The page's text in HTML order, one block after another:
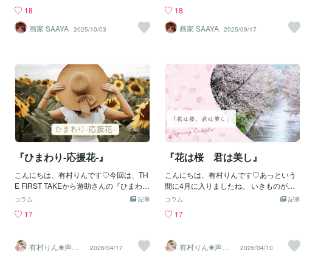
な恋のメロディ】はコンテンツマーケッ
トへ出品https://coconala.com/contents_
market/pictures/cmercuu9n03u98t0h9o3i
18
画家 SAAYA 2025/10/03
_market/pictures/cmf4izjlk07a67x0hn2ug
m08e◎愛猫チャンとお花を組み合わせた
絵画はこちらから
18
画家 SAAYA 2025/09/17
『ひまわり‐応援花‐』
こんにちは、有村りんです♡今回は、TH
E FIRST TAKEから遊助さんの『ひまわ
り-応援花‐』。 遊助さんのデビュー曲
ちと披露しています。生徒さんたちが、
されているんです。そこに、遊助さんが
登場してきて、『失敗してもいいんで、
記事
コラム
17
有村りん❀声と
文字で癒します♪
2026/04/17
『花は桜 君は美し』
こんにちは、有村りんです♡あっという
間に4月に入りましたね。 いきものがか
りさんの 『花は桜 君は美し』を知って
く聴いていたんです。ここの歌詞が好き
木漏れ日 君のほほ笑み」 「冬が終わ
り 雪が溶けて 僕の心に 春が舞いこ
記事
コラム
17
有村りん❀声と
文字で癒します♪
2026/04/10